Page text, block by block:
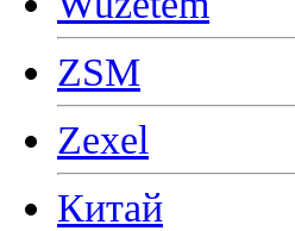
ZSM
Zexel
Китай